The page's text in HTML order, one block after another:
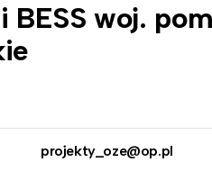
BESS woj.
projekty_oze@op.pl